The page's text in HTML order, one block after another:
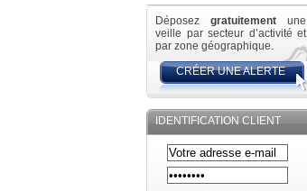
Déposez gratuitement une
veille par secteur d’activité et
par zone géographique.
CRÉER UNE ALERTE
IDENTIFICATION CLIENT